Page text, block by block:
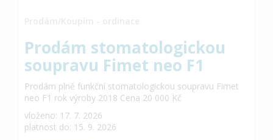
Prodám stomatologickou
soupravu Fimet neo F1
Prodám plně funkční stomatologickou soupravu Fimet
neo F1 rok výroby 2018 Cena 20 000 Kč
vloženo: 17. 7. 2026
platnost do: 15. 9. 2026